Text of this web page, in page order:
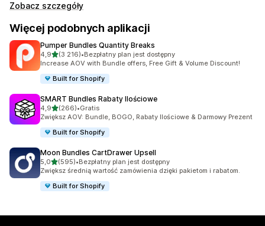
Zobacz szczegóły
Więcej podobnych aplikacji
Pumper Bundles Quantity Breaks
4,9na 5 gwiazdek
(3 216)
Łączna liczba recenzji: 3216
•Bezpłatny plan jest dostępny
Increase AOV with Bundle offers, Free Gift & Volume Discount!
Built for Shopify
SMART Bundles Rabaty Ilościowe
4,9na 5 gwiazdek
(266)
Łączna liczba recenzji: 266
•Gratis
Zwiększ AOV: Bundle, BOGO, Rabaty Ilościowe & Darmowy Prezent
Built for Shopify
Moon Bundles CartDrawer Upsell
5,0na 5 gwiazdek
(595)
Łączna liczba recenzji: 595
•Bezpłatny plan jest dostępny
Zwiększ średnią wartość zamówienia dzięki pakietom i rabatom.
Built for Shopify